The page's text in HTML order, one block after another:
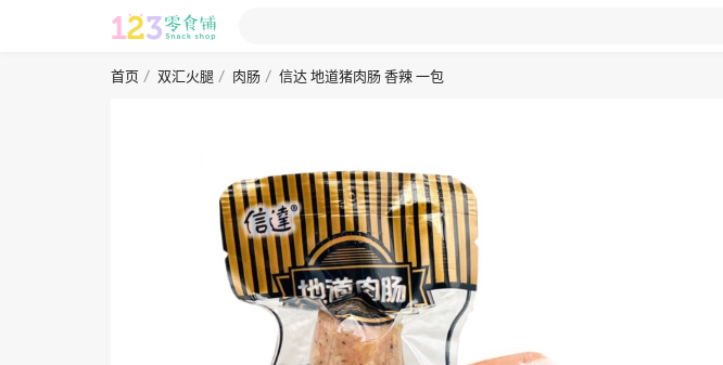
首页 双汇火腿 肉肠 信达 地道猪肉肠 香辣 一包